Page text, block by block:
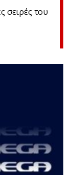
σειρές του